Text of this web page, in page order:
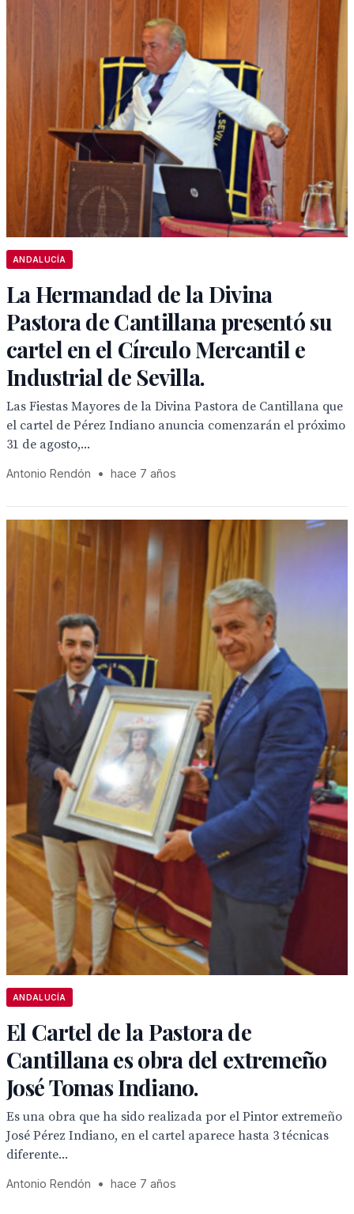
ANDALUCÍA
La Hermandad de la Divina
Pastora de Cantillana presentó su
cartel en el Círculo Mercantil e
Industrial de Sevilla.
Las Fiestas Mayores de la Divina Pastora de Cantillana que
el cartel de Pérez Indiano anuncia comenzarán el próximo
31 de agosto,...
Antonio Rendón • hace 7 años
ANDALUCÍA
El Cartel de la Pastora de
Cantillana es obra del extremeño
José Tomas Indiano.
Es una obra que ha sido realizada por el Pintor extremeño
José Pérez Indiano, en el cartel aparece hasta 3 técnicas
diferente...
Antonio Rendón • hace 7 años